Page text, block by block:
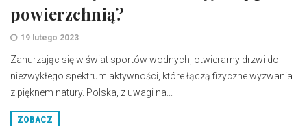
powierzchnią?
19 lutego 2023
Zanurzając się w świat sportów wodnych, otwieramy drzwi do
niezwykłego spektrum aktywności, które łączą fizyczne wyzwania
z pięknem natury. Polska, z uwagi na...
ZOBACZ